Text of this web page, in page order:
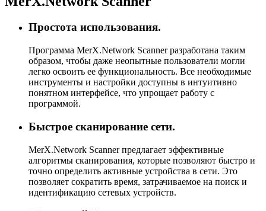
Простота использования.
Программа MerX.Network Scanner разработана таким
образом, чтобы даже неопытные пользователи могли
легко освоить ее функциональность. Все необходимые
инструменты и настройки доступны в интуитивно
понятном интерфейсе, что упрощает работу с
программой.
Быстрое сканирование сети.
MerX.Network Scanner предлагает эффективные
алгоритмы сканирования, которые позволяют быстро и
точно определить активные устройства в сети. Это
позволяет сократить время, затрачиваемое на поиск и
идентификацию сетевых устройств.